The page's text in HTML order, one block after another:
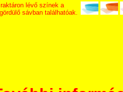
lévő színek a
sávban találhatóak.